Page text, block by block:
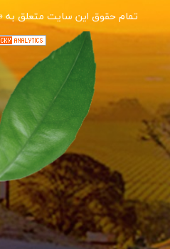
1400 .تمام حقوق این سایت متعلق